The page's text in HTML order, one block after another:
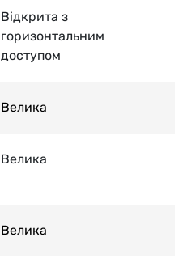
Відкрита з
горизонтальним
доступом
Велика
Велика
Велика